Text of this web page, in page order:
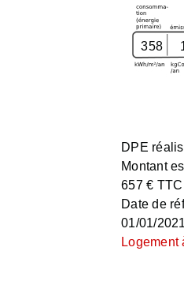
358
DPE
Montant
657 €
Date de
01/01/2021
Logement